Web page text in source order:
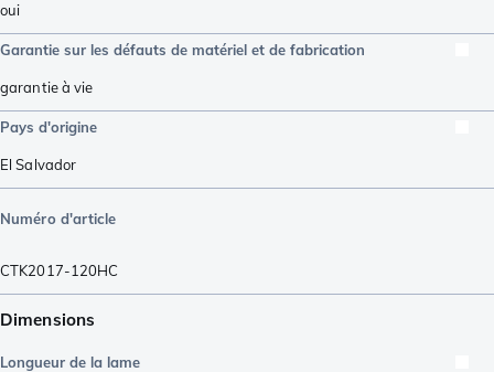
oui
Garantie sur les défauts de matériel et de fabrication
garantie à vie
Pays d'origine
El Salvador
Numéro d'article
CTK2017-120HC
Dimensions
Longueur de la lame